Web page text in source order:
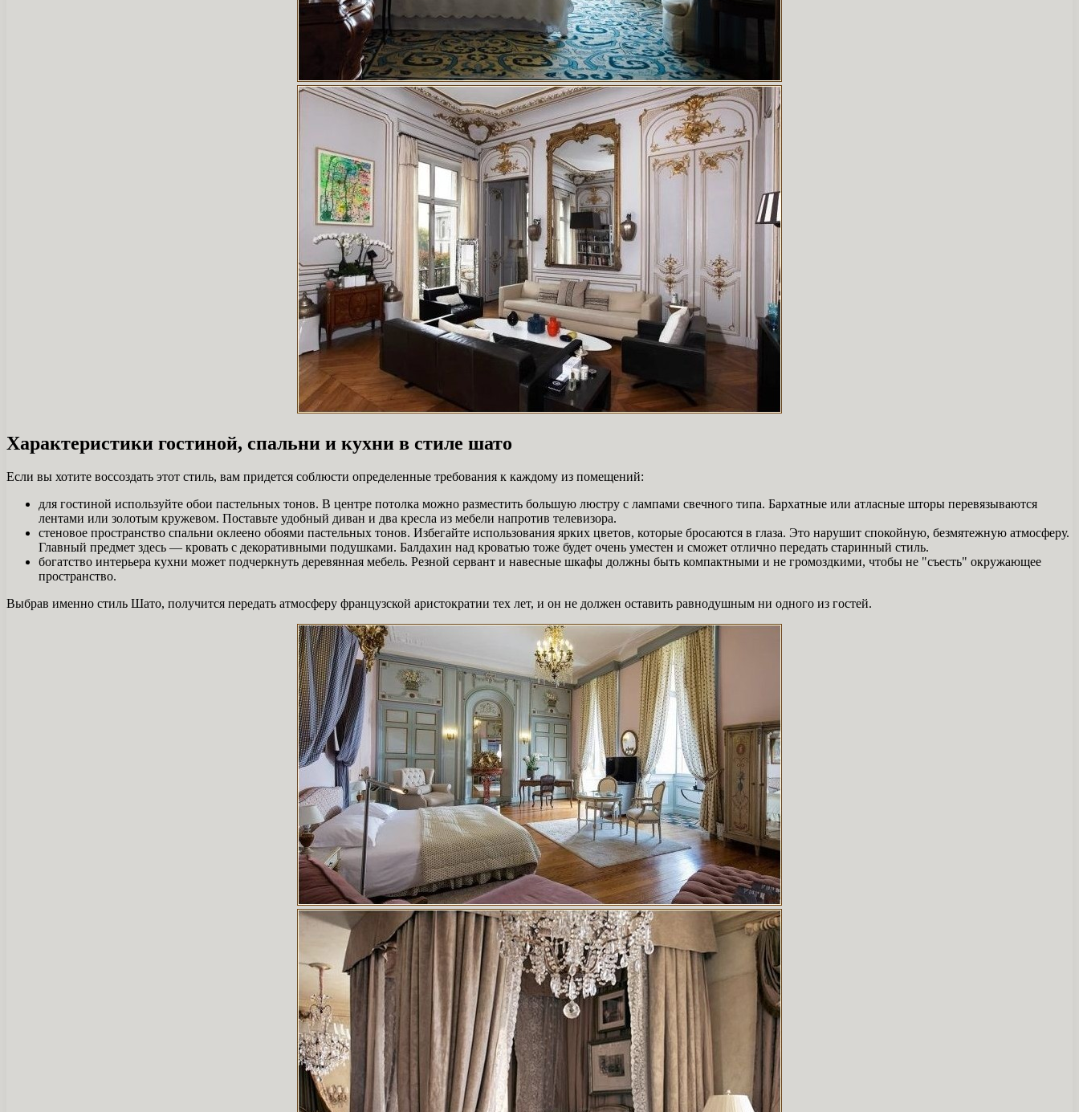
Характеристики гостиной, спальни и кухни в стиле шато
Если вы хотите воссоздать этот стиль, вам придется соблюсти определенные требования к каждому из помещений:
для гостиной используйте обои пастельных тонов. В центре потолка можно разместить большую люстру с лампами свечного типа. Бархатные или атласные шторы перевязываются
лентами или золотым кружевом. Поставьте удобный диван и два кресла из мебели напротив телевизора.
стеновое пространство спальни оклеено обоями пастельных тонов. Избегайте использования ярких цветов, которые бросаются в глаза. Это нарушит спокойную, безмятежную атмосферу.
Главный предмет здесь — кровать с декоративными подушками. Балдахин над кроватью тоже будет очень уместен и сможет отлично передать старинный стиль.
богатство интерьера кухни может подчеркнуть деревянная мебель. Резной сервант и навесные шкафы должны быть компактными и не громоздкими, чтобы не "съесть" окружающее
пространство.
Выбрав именно стиль Шато, получится передать атмосферу французской аристократии тех лет, и он не должен оставить равнодушным ни одного из гостей.